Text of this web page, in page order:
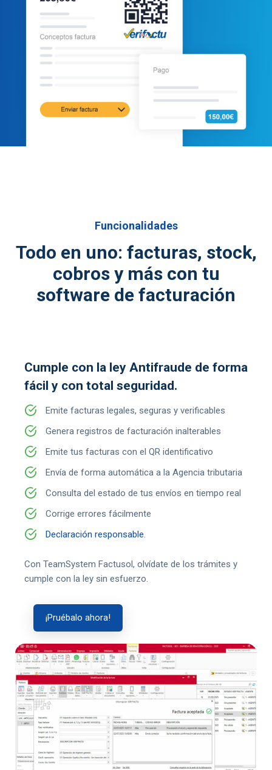
Funcionalidades
Todo en uno: facturas, stock,
cobros y más con tu
software de facturación
Cumple con la ley Antifraude de forma
fácil y con total seguridad.
Emite facturas legales, seguras y verificables
Genera registros de facturación inalterables
Emite tus facturas con el QR identificativo
Envía de forma automática a la Agencia tributaria
Consulta del estado de tus envíos en tiempo real
Corrige errores fácilmente
Declaración responsable.
Con TeamSystem Factusol, olvídate de los trámites y
cumple con la ley sin esfuerzo.
¡Pruébalo ahora!